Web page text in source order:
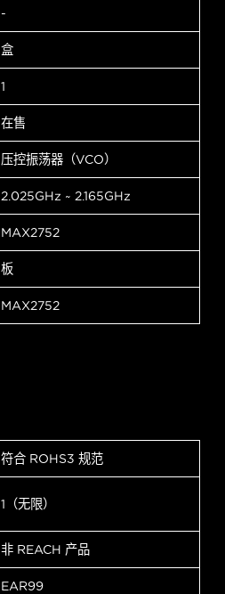
-
盒
1
在售
压控振荡器（VCO）
2.025GHz ~ 2.165GHz
MAX2752
板
MAX2752
符合 ROHS3 规范
1（无限）
非 REACH 产品
EAR99